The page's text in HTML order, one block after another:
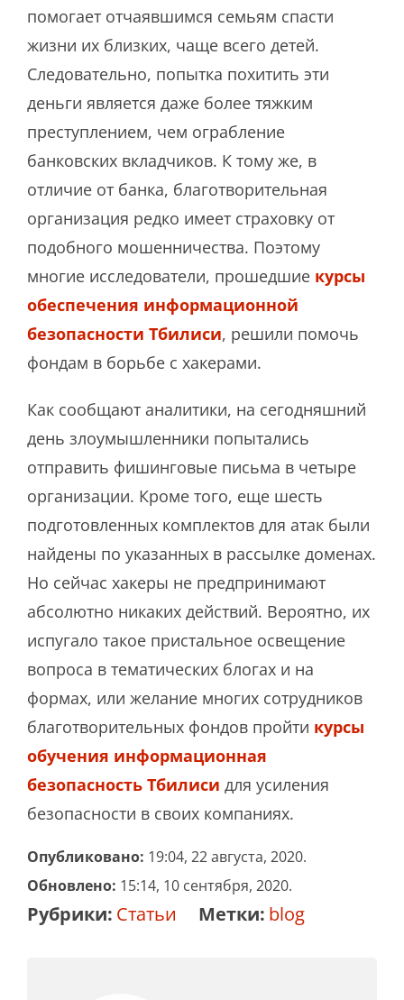
помогает отчаявшимся семьям спасти
жизни их близких, чаще всего детей.
Следовательно, попытка похитить эти
деньги является даже более тяжким
преступлением, чем ограбление
банковских вкладчиков. К тому же, в
отличие от банка, благотворительная
организация редко имеет страховку от
подобного мошенничества. Поэтому
многие исследователи, прошедшие курсы
обеспечения информационной
безопасности Тбилиси, решили помочь
фондам в борьбе с хакерами.
Как сообщают аналитики, на сегодняшний
день злоумышленники попытались
отправить фишинговые письма в четыре
организации. Кроме того, еще шесть
подготовленных комплектов для атак были
найдены по указанных в рассылке доменах.
Но сейчас хакеры не предпринимают
абсолютно никаких действий. Вероятно, их
испугало такое пристальное освещение
вопроса в тематических блогах и на
формах, или желание многих сотрудников
благотворительных фондов пройти курсы
обучения информационная
безопасность Тбилиси для усиления
безопасности в своих компаниях.
Опубликовано: 19:04, 22 августа, 2020.
Обновлено: 15:14, 10 сентября, 2020.
Рубрики: Статьи Метки: blog